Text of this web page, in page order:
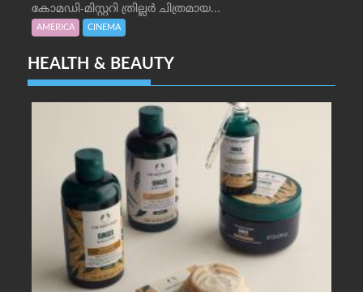
കോമഡി-മിസ്റ്ററി ത്രില്ലർ ചിത്രമായ...
AMERICA CINEMA
HEALTH & BEAUTY